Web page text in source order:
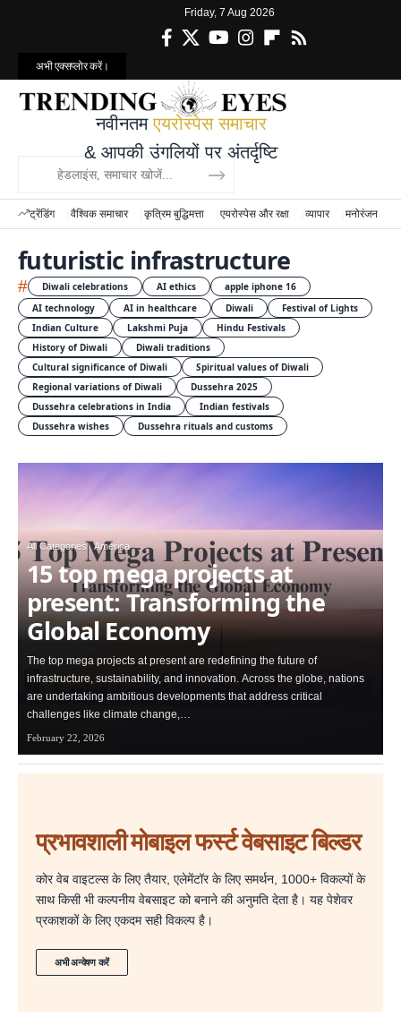
Friday, 7 Aug 2026
अभी एक्सप्लोर करें।
नवीनतम एयरोस्पेस समाचार
& आपकी उंगलियों पर अंतर्दृष्टि
ट्रेंडिंग वैश्विक समाचार कृत्रिम बुद्धिमत्ता एयरोस्पेस और रक्षा व्यापार मनोरंजन
futuristic infrastructure
# Diwali celebrations AI ethics
apple iphone 16
AI technology
AI in healthcare Diwali
Festival of Lights
Indian Culture
Lakshmi Puja
Hindu Festivals
History of Diwali
Diwali traditions
Cultural significance of Diwali
Spiritual values of Diwali
Regional variations of Diwali
Dussehra 2025
Dussehra celebrations in India
Indian festivals
Dussehra wishes
Dussehra rituals and customs
All Categories America
15 top mega projects at
present: Transforming the
Global Economy
The top mega projects at present are redefining the future of
infrastructure, sustainability, and innovation. Across the globe, nations
are undertaking ambitious developments that address critical
challenges like climate change,…
February 22, 2026
प्रभावशाली मोबाइल फर्स्ट वेबसाइट बिल्डर
कोर वेब वाइटल्स के लिए तैयार, एलेमेंटॉर के लिए समर्थन, 1000+ विकल्पों के
साथ किसी भी कल्पनीय वेबसाइट को बनाने की अनुमति देता है। यह पेशेवर
प्रकाशकों के लिए एकदम सही विकल्प है।
अभी अन्वेषण करें